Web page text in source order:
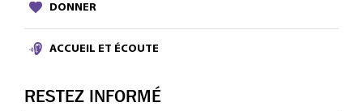
DONNER
ACCUEIL ET ÉCOUTE
RESTEZ INFORMÉ